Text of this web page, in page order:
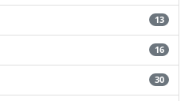
13
16
30